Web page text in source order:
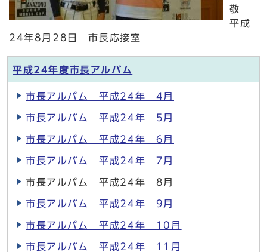
敬
平成
24年8月28日 市長応接室
平成24年度市長アルバム
市長アルバム 平成24年 4月
市長アルバム 平成24年 5月
市長アルバム 平成24年 6月
市長アルバム 平成24年 7月
市長アルバム 平成24年 8月
市長アルバム 平成24年 9月
市長アルバム 平成24年 10月
市長アルバム 平成24年 11月